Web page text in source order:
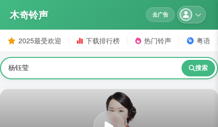
木奇铃声 去广告
2025最受欢迎 下载排行榜 热门铃声 粤语
搜索